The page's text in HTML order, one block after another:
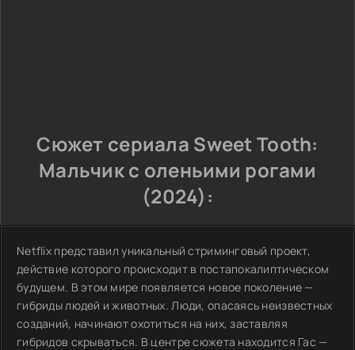
Сюжет сериала Sweet Tooth:
Мальчик с оленьими рогами
(2024):
Netflix представил уникальный стриминговый проект,
действие которого происходит в постапокалиптическом
будущем. В этом мире появляется новое поколение —
гибриды людей и животных. Люди, опасаясь неизвестных
созданий, начинают охотиться на них, заставляя
гибридов скрываться. В центре сюжета находится Гас —